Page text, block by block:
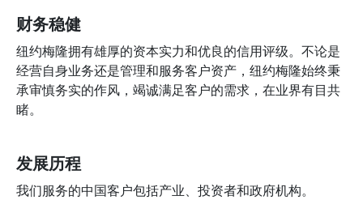
财务稳健
纽约梅隆拥有雄厚的资本实力和优良的信用评级。不论是
经营自身业务还是管理和服务客户资产，纽约梅隆始终秉
承审慎务实的作风，竭诚满足客户的需求，在业界有目共
睹。
发展历程
我们服务的中国客户包括产业、投资者和政府机构。